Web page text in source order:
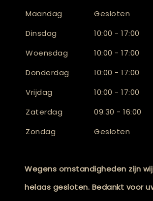
Maandag
Gesloten
Dinsdag
10:00 - 17:00
Woensdag
10:00 - 17:00
Donderdag
10:00 - 17:00
Vrijdag
10:00 - 17:00
Zaterdag
09:30 - 16:00
Zondag
Gesloten
Wegens omstandigheden zijn
helaas gesloten. Bedankt voor